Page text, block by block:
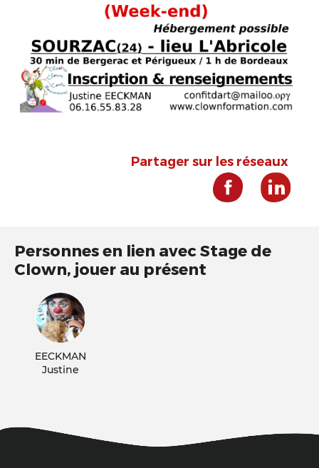
Partager sur les réseaux
Personnes en lien avec Stage de
Clown, jouer au présent
EECKMAN
Justine